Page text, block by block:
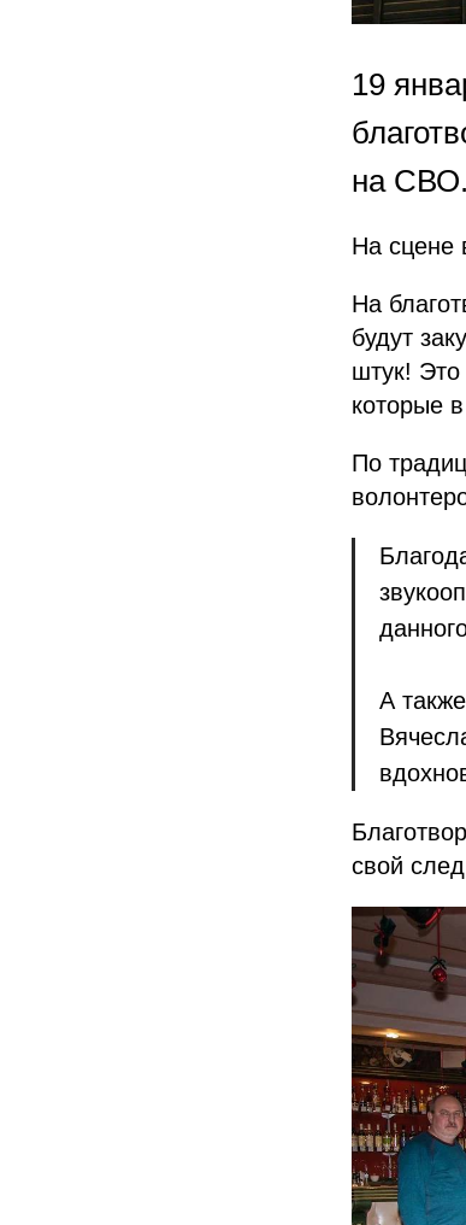
19
на СВО.
На сцене
На
будут
штук!
которые
По
А
свой